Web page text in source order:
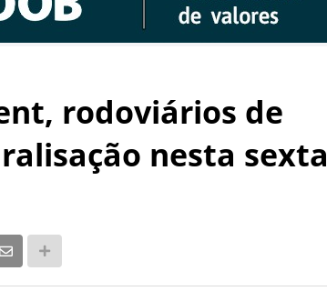
rodoviários de
nesta sexta